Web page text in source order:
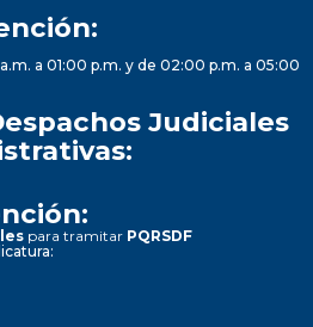
a 01:00 p.m. y de 02:00 p.m. a 05:00
Judiciales
para tramitar PQRSDF